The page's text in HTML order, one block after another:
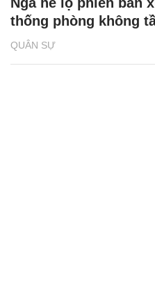
QUÂN SỰ
thống phòng không